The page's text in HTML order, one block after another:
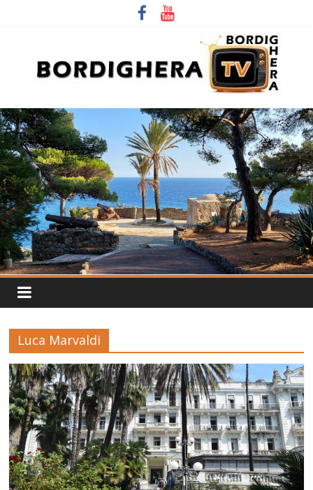
Luca Marvaldi